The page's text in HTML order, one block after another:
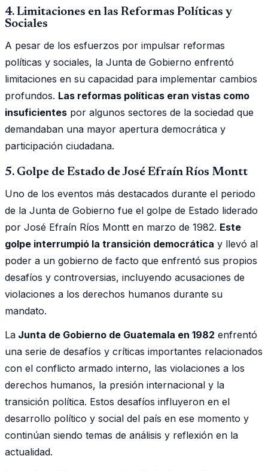
4. Limitaciones en las Reformas Políticas y
Sociales
A pesar de los esfuerzos por impulsar reformas
políticas y sociales, la Junta de Gobierno enfrentó
limitaciones en su capacidad para implementar cambios
profundos. Las reformas políticas eran vistas como
insuficientes por algunos sectores de la sociedad que
demandaban una mayor apertura democrática y
participación ciudadana.
5. Golpe de Estado de José Efraín Ríos Montt
Uno de los eventos más destacados durante el periodo
de la Junta de Gobierno fue el golpe de Estado liderado
por José Efraín Ríos Montt en marzo de 1982. Este
golpe interrumpió la transición democrática y llevó al
poder a un gobierno de facto que enfrentó sus propios
desafíos y controversias, incluyendo acusaciones de
violaciones a los derechos humanos durante su
mandato.
La Junta de Gobierno de Guatemala en 1982 enfrentó
una serie de desafíos y críticas importantes relacionados
con el conflicto armado interno, las violaciones a los
derechos humanos, la presión internacional y la
transición política. Estos desafíos influyeron en el
desarrollo político y social del país en ese momento y
continúan siendo temas de análisis y reflexión en la
actualidad.